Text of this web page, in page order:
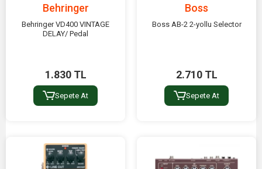
Behringer
Behringer VD400 VINTAGE
DELAY/ Pedal
1.830 TL
Sepete At
Boss
Boss AB-2 2-yollu Selector
2.710 TL
Sepete At